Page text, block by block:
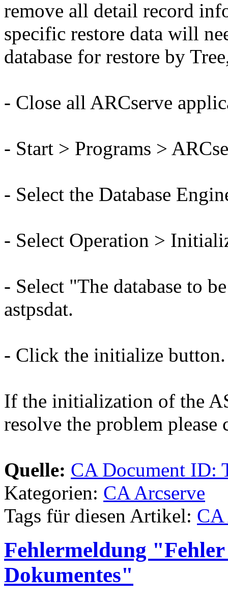
remove all detail record
specific restore data will
database for restore by
- Close all ARCserve
- Start > Programs >
- Select the Database
- Select Operation >
- Select "The database to
astpsdat.
- Click the initialize button.
If the initialization of the
resolve the problem
Quelle: CA Document ID:
Kategorien: CA Arcserve
Tags für diesen Artikel: CA
Fehlermeldung
Dokumentes"